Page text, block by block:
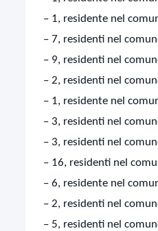
– 1, residente nel
– 7, residenti nel
– 9, residenti nel
– 2, residenti nel
– 1, residente nel
– 3, residenti nel
– 3, residenti nel
– 16, residenti nel
– 6, residente nel
– 2, residenti nel
– 5, residenti nel